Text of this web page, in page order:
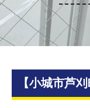
【小城市芦